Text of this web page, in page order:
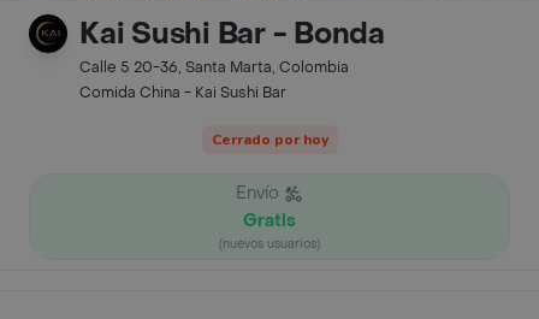
Kai Sushi Bar - Bonda
Calle 5 20-36, Santa Marta, Colombia
Comida China - Kai Sushi Bar
Cerrado por hoy
Envío
Gratis
(nuevos usuarios)